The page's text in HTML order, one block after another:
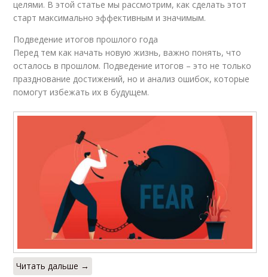
целями. В этой статье мы рассмотрим, как сделать этот
старт максимально эффективным и значимым.
Подведение итогов прошлого года
Перед тем как начать новую жизнь, важно понять, что
осталось в прошлом. Подведение итогов – это не только
празднование достижений, но и анализ ошибок, которые
помогут избежать их в будущем.
Читать дальше →